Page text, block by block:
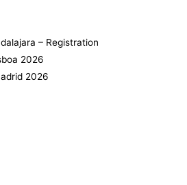
– Registration
2026
2026